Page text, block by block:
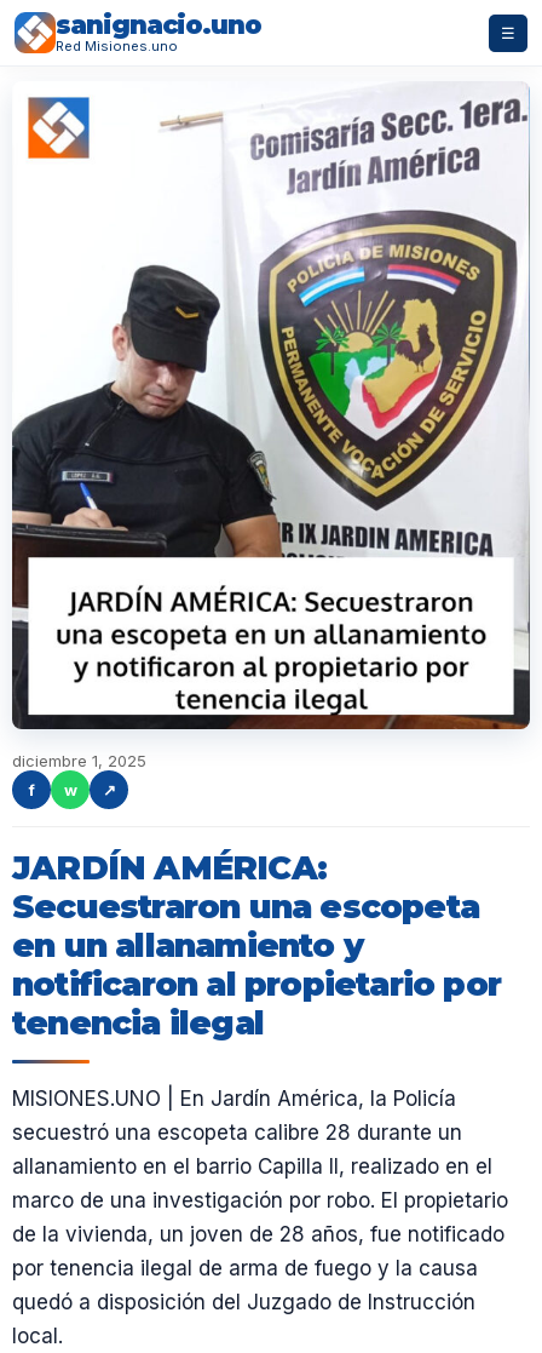
sanignacio.uno
Red Misiones.uno
☰
diciembre 1, 2025
f
w ↗
JARDÍN AMÉRICA:
Secuestraron una escopeta
en un allanamiento y
notificaron al propietario por
tenencia ilegal
MISIONES.UNO | En Jardín América, la Policía
secuestró una escopeta calibre 28 durante un
allanamiento en el barrio Capilla II, realizado en el
marco de una investigación por robo. El propietario
de la vivienda, un joven de 28 años, fue notificado
por tenencia ilegal de arma de fuego y la causa
quedó a disposición del Juzgado de Instrucción
local.